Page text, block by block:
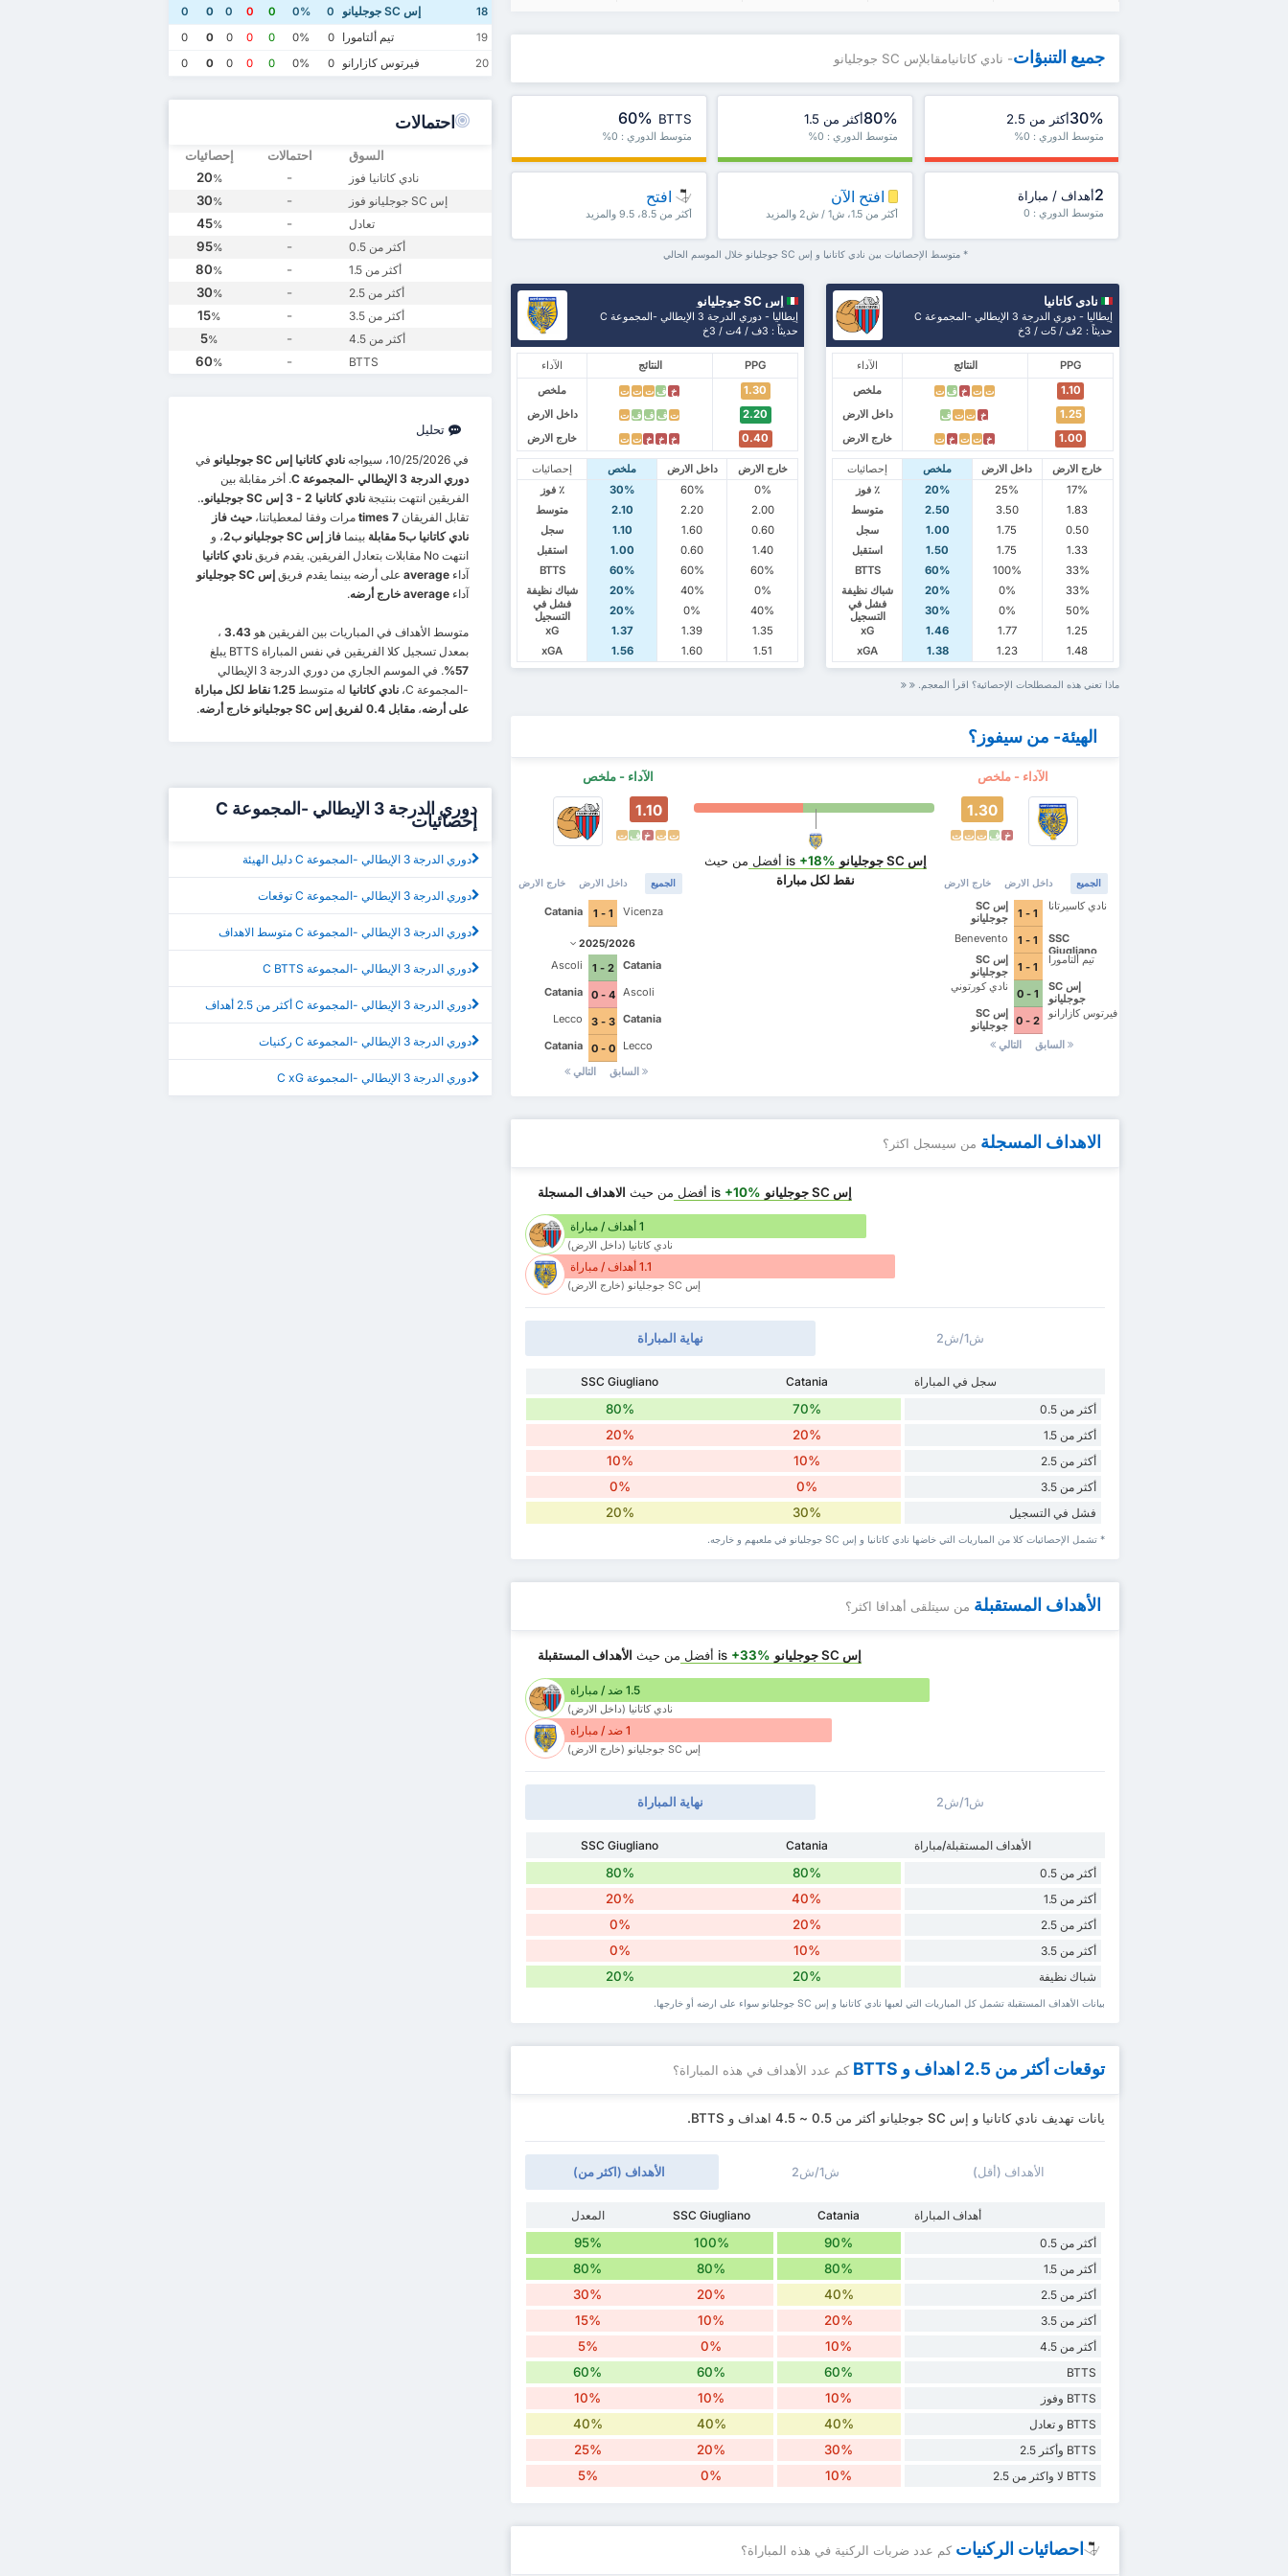
جميع التنبؤات- نادي كاتانيامقابلإس SC جوجليانو
30%أكثر من 2.5
متوسط الدوري : 0%
80%أكثر من 1.5
متوسط الدوري : 0%
60% BTTS
متوسط الدوري : 0%
2أهداف / مباراة
متوسط الدوري : 0
افتح الآن
أكثر من 1.5، ش1 / ش2 والمزيد
افتح
أكثر من 8.5، 9.5 والمزيد
* متوسط الإحصائيات بين نادي كاتانيا و إس SC جوجليانو خلال الموسم الحالي
نادي كاتانيا
إيطاليا - دوري الدرجة 3 الإيطالي -المجموعة C
حديثاً : 2ف / 5ت / 3خ
الآداء النتائج
PPG
ملخص
ت ت خ ف ت
1.10
داخل الارض
خ ت ت ف
1.25
خارج الارض
خ ت ت خ ت 1.00
إحصائيات ملخص داخل الارض
خارج الارض
٪ فوز
20% 25%
17%
متوسط
2.50 3.50
1.83
سجل
1.00 1.75
0.50
استقبل
1.50 1.75
1.33
BTTS
60% 100%
33%
شباك نظيفة
20% 0%
33%
فشل في
التسجيل
30% 0%
50%
xG
1.46 1.77
1.25
xGA
1.38 1.23 1.48
إس SC جوجليانو
إيطاليا - دوري الدرجة 3 الإيطالي -المجموعة C
حديثاً : 3ف / 4ت / 3خ
الآداء النتائج
PPG
ملخص
خ ف ت ت ت
1.30
داخل الارض
ت ف ف ف ت
2.20
خارج الارض
خ خ خ ت ت 0.40
إحصائيات ملخص داخل الارض
خارج الارض
٪ فوز
30% 60%
0%
متوسط
2.10 2.20
2.00
سجل
1.10 1.60
0.60
استقبل
1.00 0.60
1.40
BTTS
60% 60%
60%
شباك نظيفة
20% 40%
0%
فشل في
التسجيل
20% 0%
40%
xG
1.37 1.39
1.35
xGA
1.56 1.60 1.51
ماذا تعني هذه المصطلحات الإحصائية؟ اقرأ المعجم.
الهيئة- من سيفوز؟
الآداء - ملخص الآداء - ملخص
1.10
ت ت خ ف ت
الجميع داخل الارض خارج الارض
Catania 1 - 1 Vicenza
2025/2026
Ascoli 2 - 1
Catania
Catania
4 - 0
Ascoli
Lecco
3 - 3
Catania
Catania
0 - 0
Lecco
السابق
التالي
إس SC جوجليانو +18% أفضل من حيث
نقط لكل مباراة
1.30
خ ف ت ت ت
الجميع داخل الارض خارج الارض
إس SC
جوجليانو
1 - 1
نادي كاسيرتانا
Benevento 1 - 1
SSC
Giugliano
إس SC
جوجليانو
1 - 1
تيم ألتامورا
نادي كورتوني
1 - 0
إس SC
جوجليانو
إس SC
جوجليانو
2 - 0
فيرتوس كازارانو
السابق التالي
الاهداف المسجلة من سيسجل اكثر؟
إس SC جوجليانو +10% أفضل من حيث الاهداف المسجلة
1 أهداف / مباراة
نادي كاتانيا (داخل الارض)
1.1 أهداف / مباراة
إس SC جوجليانو (خارج الارض)
نهاية المباراة ش1/ش2
سجل في المباراة Catania
SSC Giugliano
أكثر من 0.5
70%
80%
أكثر من 1.5 20%
20%
أكثر من 2.5 10%
10%
أكثر من 3.5 0%
0%
فشل في التسجيل 30%
20%
* تشمل الإحصائيات كلا من المباريات التي خاضها نادي كاتانيا و إس SC جوجليانو في ملعبهم و خارجه.
الأهداف المستقبلة من سيتلقى أهدافا اكثر؟
إس SC جوجليانو +33% أفضل من حيث الأهداف المستقبلة
1.5 ضد / مباراة
نادي كاتانيا (داخل الارض)
1 ضد / مباراة
إس SC جوجليانو (خارج الارض)
نهاية المباراة ش1/ش2
الأهداف المستقبلة/مباراة Catania
SSC Giugliano
أكثر من 0.5
80%
80%
أكثر من 1.5 40%
20%
أكثر من 2.5 20%
0%
أكثر من 3.5 10%
0%
شباك نظيفة 20%
20%
بيانات الأهداف المستقبلة تشمل كل المباريات التي لعبها نادي كاتانيا و إس SC جوجليانو سواء ‏على ارضه أو خارجها.
توقعات أكثر من 2.5 اهداف و BTTS كم عدد الأهداف في هذه المباراة؟
يانات تهديف نادي كاتانيا و إس SC جوجليانو أكثر من 0.5 ~ 4.5 اهداف و BTTS.
الأهداف (اكثر من) ش1/ش2 الأهداف (أقل)
أهداف المباراة Catania
SSC Giugliano
المعدل
أكثر من 0.5
90%
100%
95%
أكثر من 1.5 80%
80%
80%
أكثر من 2.5 40%
20%
30%
أكثر من 3.5 20%
10%
15%
أكثر من 4.5 10%
0%
5%
BTTS
60%
60%
60%
BTTS وفوز 10%
10%
10%
BTTS و تعادل 40%
40%
40%
BTTS وأكثر 2.5 30%
20%
25%
BTTS لا واكثر من 2.5 10%
0%
5%
احصائيات الركنيات كم عدد ضربات الركنية في هذه المباراة؟
18
إس SC جوجليانو 0
0%
0
0
0
0
0
19
تيم ألتامورا 0
0%
0
0
0
0
0
20
فيرتوس كازارانو 0
0%
0
0
0
0
0
احتمالات
السوق احتمالات إحصائيات
نادي كاتانيا فوز -
20%
إس SC جوجليانو فوز -
30%
تعادل -
45%
أكثر من 0.5 -
95%
أكثر من 1.5 -
80%
أكثر من 2.5 -
30%
أكثر من 3.5 -
15%
أكثر من 4.5 -
5%
BTTS
-
60%
تحليل
في 10/25/2026، سيواجه نادي كاتانيا إس SC جوجليانو
في
دوري الدرجة 3 الإيطالي -المجموعة C
. أخر مقابلة بين
الفريقين انتهت بنتيجة نادي كاتانيا 2 - 3 إس SC جوجليانو.
.
تقابل الفريقان 7 times مرات وفقا لمعطياتنا، حيث فاز
نادي كاتانيا ب5 مقابلة
بينما فاز إس SC جوجليانو ب2
، و
انتهت No مقابلات بتعادل الفريقين. يقدم فريق
نادي كاتانيا
آداء average على أرضه بينما يقدم فريق إس SC جوجليانو
آداء average خارج أرضه .
متوسط الأهداف في المباريات بين الفريقين هو 3.43 ،
بمعدل تسجيل كلا الفريقين في نفس المباراة BTTS يبلغ
57%
. في الموسم الجاري من دوري الدرجة 3 الإيطالي
-المجموعة C،
نادي كاتانيا له متوسط
1.25 نقاط لكل مباراة
على أرضه، مقابل 0.4 لفريق إس SC جوجليانو خارج أرضه .
دوري الدرجة 3 الإيطالي -المجموعة C
إحصائيات
دوري الدرجة 3 الإيطالي -المجموعة C دليل الهيئة
دوري الدرجة 3 الإيطالي -المجموعة C توقعات
دوري الدرجة 3 الإيطالي -المجموعة C متوسط الاهداف
دوري الدرجة 3 الإيطالي -المجموعة C BTTS
دوري الدرجة 3 الإيطالي -المجموعة C أكثر من 2.5 أهداف
دوري الدرجة 3 الإيطالي -المجموعة C ركنيات
دوري الدرجة 3 الإيطالي -المجموعة C xG